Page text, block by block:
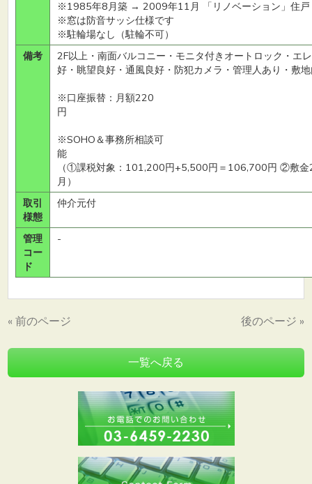
※1985年8月築 → 2009年11月 「リノベーション」住戸
※窓は防音サッシ仕様です
※駐輪場なし（駐輪不可）
備考
2F以上・南面バルコニー・モニタ付きオートロック・エ
好・眺望良好・通風良好・防犯カメラ・管理人あり・敷
※口座振替：月額220
※SOHO＆事務所相談可
（①課税対象：101,200円+5,500円＝106,700円 ②敷金
月）
取引
様態
仲介元付
管理
コー
ド
-
« 前のページ 後のページ »
一覧へ戻る